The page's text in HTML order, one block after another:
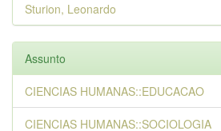
Sturion, Leonardo
Assunto
CIENCIAS HUMANAS::EDUCACAO
CIENCIAS HUMANAS::SOCIOLOGIA